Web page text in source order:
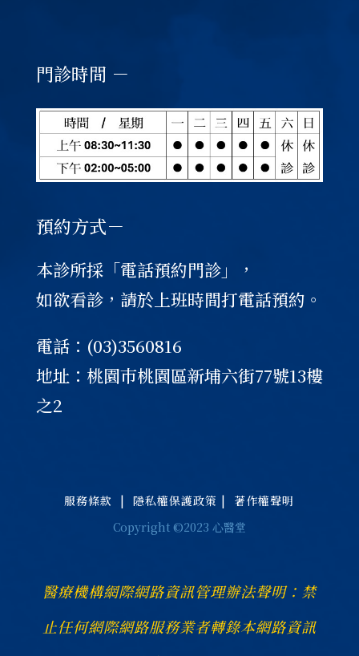
門診時間 －
預約方式－
本診所採「電話預約門診」，
如欲看診，請於上班時間打電話預約。
電話：(03)3560816
地址：桃園巿桃園區新埔六街77號13樓
之2
服務條款 |隱私權保護政策 | 著作權聲明
Copyright ©2023 心醫堂
醫療機構網際網路資訊管理辦法聲明：禁
止任何網際網路服務業者轉錄本網路資訊